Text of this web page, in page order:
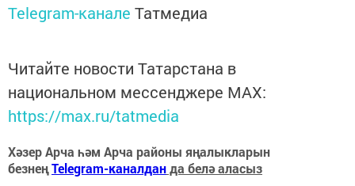
Telegram-канале Татмедиа
Читайте новости Татарстана в
национальном мессенджере MАХ:
https://max.ru/tatmedia
Хәзер Арча һәм Арча районы яңалыкларын
безнеңTelegram-каналданда белә аласыз